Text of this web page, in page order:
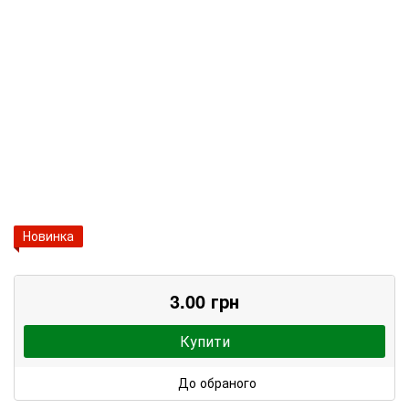
Новинка
3.00 грн
Купити
До обраного